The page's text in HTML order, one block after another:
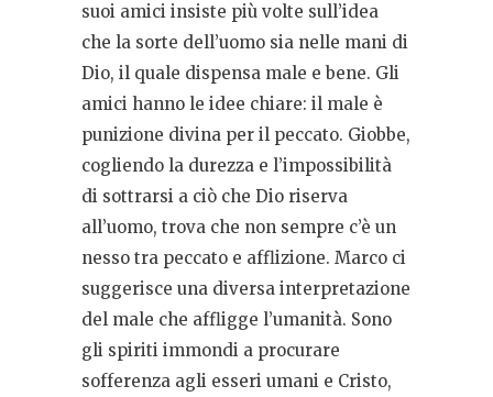
suoi amici insiste più volte sull’idea
che la sorte dell’uomo sia nelle mani di
Dio, il quale dispensa male e bene. Gli
amici hanno le idee chiare: il male è
punizione divina per il peccato. Giobbe,
cogliendo la durezza e l’impossibilità
di sottrarsi a ciò che Dio riserva
all’uomo, trova che non sempre c’è un
nesso tra peccato e afflizione. Marco ci
suggerisce una diversa interpretazione
del male che affligge l’umanità. Sono
gli spiriti immondi a procurare
sofferenza agli esseri umani e Cristo,